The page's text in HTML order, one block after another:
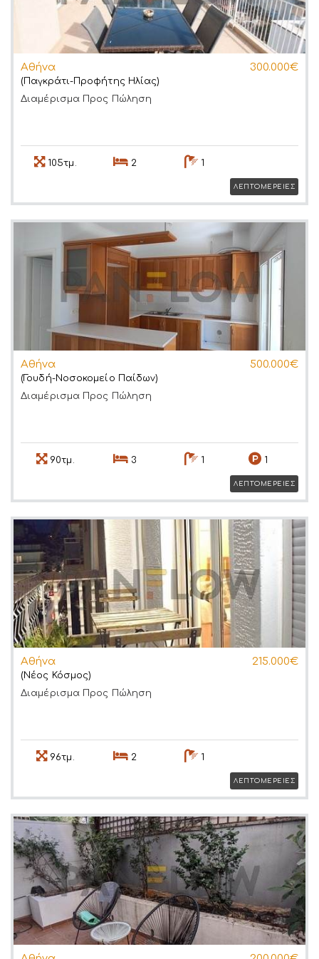
Αθήνα 300.000€
(Παγκράτι-Προφήτης Ηλίας)
Διαμέρισμα Προς Πώληση
105τμ. 2 1
ΛΕΠΤΟΜΕΡΕΙΕΣ
Αθήνα 500.000€
(Γουδή-Νοσοκομείο Παίδων)
Διαμέρισμα Προς Πώληση
90τμ. 3 1 1
ΛΕΠΤΟΜΕΡΕΙΕΣ
Αθήνα 215.000€
(Νέος Κόσμος)
Διαμέρισμα Προς Πώληση
96τμ. 2 1
ΛΕΠΤΟΜΕΡΕΙΕΣ